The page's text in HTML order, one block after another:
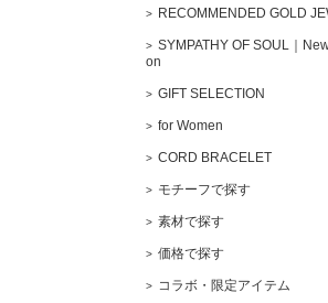
RECOMMENDED GOLD
SYMPATHY OF SOUL｜
on
GIFT SELECTION
for Women
CORD BRACELET
モチーフで探す
素材で探す
価格で探す
コラボ・限定アイテム